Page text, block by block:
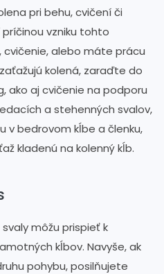
pri behu, cvičení či
vzniku tohto
cvičenie, alebo máte prácu
kolená, zaraďte do
ako aj cvičenie na podporu
a stehenných svalov,
v bedrovom kĺbe a členku,
kladenú na kolenný kĺb.
môžu prispieť k
kĺbov. Navyše, ak
pohybu, posilňujete